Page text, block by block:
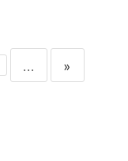
... »